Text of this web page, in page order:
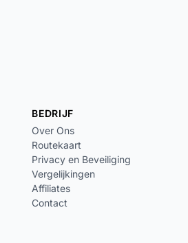
BEDRIJF
Over Ons
Routekaart
Privacy en Beveiliging
Vergelijkingen
Affiliates
Contact